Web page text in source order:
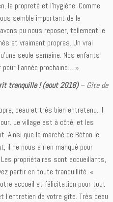
propreté et l’hygiène. Comme
semble important de le
pu nous reposer, tellement le
et vraiment propres. Un vrai
seule semaine. Nos enfants
l’année prochaine… »
tranquille ! (aout 2018)–Gîte de
beau et très bien entretenu. Il
Le village est à côté, et les
Ainsi que le marché de Béton le
il ne nous a rien manqué pour
propriétaires sont accueillants,
partir en toute tranquillité. «
accueil et félicitation pour tout
l’entretien de votre gîte. Très beau